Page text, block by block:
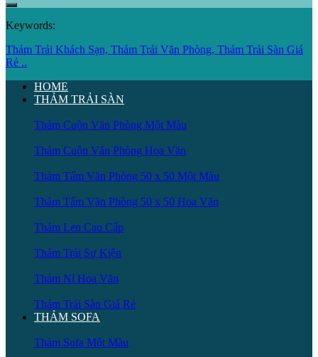
Keywords:
Thảm Trải Khách Sạn, Thảm Trải Văn Phòng, Thảm Trải Sàn Giá
Rẻ ..
HOME
THẢM TRẢI SÀN
Thảm Cuộn Văn Phòng Một Màu
Thảm Cuộn Văn Phòng Hoa Văn
Thảm Tấm Văn Phòng 50 x 50 Một Màu
Thảm Tấm Văn Phòng 50 x 50 Hoa Văn
Thảm Len Cao Cấp
Thảm Trải Sự Kiện
Thảm Nỉ Hoa Văn
Thảm Trải Sàn Giá Rẻ
THẢM SOFA
Thảm Sofa Một Màu